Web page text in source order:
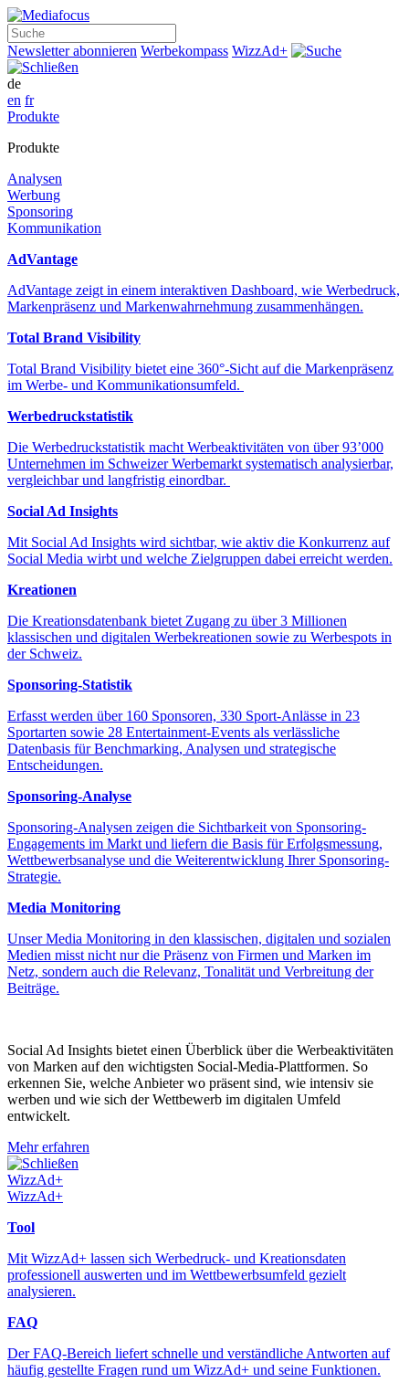
Newsletter abonnieren Werbekompass WizzAd+ Suche
de
en fr
Produkte
Produkte
Analysen
Werbung
Sponsoring
Kommunikation
AdVantage
AdVantage zeigt in einem interaktiven Dashboard, wie Werbedruck,
Markenpräsenz und Markenwahrnehmung zusammenhängen.
Total Brand Visibility
Total Brand Visibility bietet eine 360°-Sicht auf die Markenpräsenz
im Werbe- und Kommunikationsumfeld.
Werbedruckstatistik
Die Werbedruckstatistik macht Werbeaktivitäten von über 93’000
Unternehmen im Schweizer Werbemarkt systematisch analysierbar,
vergleichbar und langfristig einordbar.
Social Ad Insights
Mit Social Ad Insights wird sichtbar, wie aktiv die Konkurrenz auf
Social Media wirbt und welche Zielgruppen dabei erreicht werden.
Kreationen
Die Kreationsdatenbank bietet Zugang zu über 3 Millionen
klassischen und digitalen Werbekreationen sowie zu Werbespots in
der Schweiz.
Sponsoring-Statistik
Erfasst werden über 160 Sponsoren, 330 Sport-Anlässe in 23
Sportarten sowie 28 Entertainment-Events als verlässliche
Datenbasis für Benchmarking, Analysen und strategische
Entscheidungen.
Sponsoring-Analyse
Sponsoring-Analysen zeigen die Sichtbarkeit von Sponsoring-
Engagements im Markt und liefern die Basis für Erfolgsmessung,
Wettbewerbsanalyse und die Weiterentwicklung Ihrer Sponsoring-
Strategie.
Media Monitoring
Unser Media Monitoring in den klassischen, digitalen und sozialen
Medien misst nicht nur die Präsenz von Firmen und Marken im
Netz, sondern auch die Relevanz, Tonalität und Verbreitung der
Beiträge.
Social Ad Insights bietet einen Überblick über die Werbeaktivitäten
von Marken auf den wichtigsten Social-Media-Plattformen. So
erkennen Sie, welche Anbieter wo präsent sind, wie intensiv sie
werben und wie sich der Wettbewerb im digitalen Umfeld
entwickelt.
Mehr erfahren
Schließen
WizzAd+
WizzAd+
Tool
Mit WizzAd+ lassen sich Werbedruck- und Kreationsdaten
professionell auswerten und im Wettbewerbsumfeld gezielt
analysieren.
FAQ
Der FAQ-Bereich liefert schnelle und verständliche Antworten auf
häufig gestellte Fragen rund um WizzAd+ und seine Funktionen.